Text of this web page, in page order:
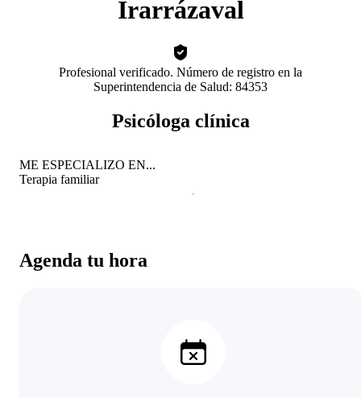
Irarrázaval
Profesional verificado. Número de registro en la
Superintendencia de Salud: 84353
Psicóloga clínica
Agenda tu hora
ME ESPECIALIZO EN...
Terapia familiar